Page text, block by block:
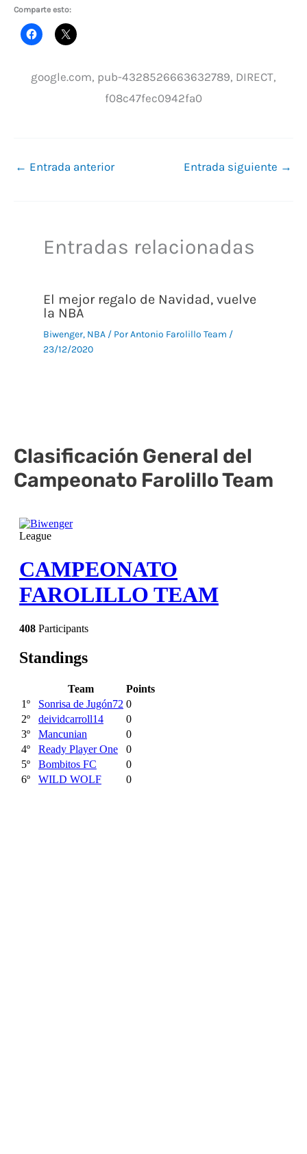
Comparte esto:
google.com, pub-4328526663632789, DIRECT,
f08c47fec0942fa0
← Entrada anterior Entrada siguiente →
Entradas relacionadas
El mejor regalo de Navidad, vuelve
la NBA
Biwenger, NBA/ PorAntonio Farolillo Team /
23/12/2020
Clasificación General del
Campeonato Farolillo Team